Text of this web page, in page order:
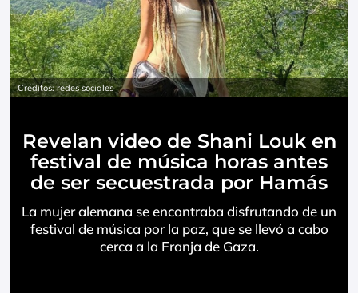
Créditos: redes sociales
Revelan video de Shani Louk en
festival de música horas antes
de ser secuestrada por Hamás
La mujer alemana se encontraba disfrutando de un
festival de música por la paz, que se llevó a cabo
cerca a la Franja de Gaza.